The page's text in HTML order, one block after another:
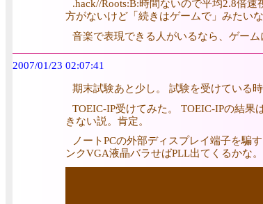
.hack//Roots:B:時間ないので平均2.8倍
方がないけど「続きはゲームで」みたい
音楽で表現できる人がいるなら、ゲー
2007/01/23 02:07:41
期末試験あと少し。 試験を受けている
TOEIC-IP受けてみた。 TOEIC-IPの結
きない説。肯定。
ノートPCの外部ディスプレイ端子を騙
ンクVGA液晶バラせばPLL出てくるかな